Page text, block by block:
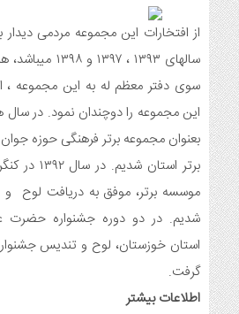
مراسم جشن ولادت امام زمان (عج) و
هفته ی جوان در اندیمشک برگزار شد.
6 ماه قبل
تشریح برنامه های دهه مهدویت شبکه
عشق اندیمشک
7 ماه قبل
توزیع بسته جشن تکلیف به دختران
ولادت امام علی(ع)
اندیمشک
8 ماه قبل
مراسم رونمایی از طرح ستاره های
اندیمشک
از افتخارات این مجموعه مردمی
سوی دفتر معظم له به این مجموعه
بعنوان مجموعه برتر فرهنگی حوزه
برتر استان
موسسه برتر، موفق به دریافت لوح و
شدیم. در دو دوره جشنواره حضرت
استان خوزستان، لوح و تندیس
گرفت.
اطلاعات بیشتر